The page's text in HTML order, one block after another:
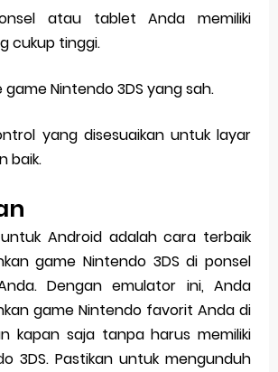
atau tablet Anda memiliki
cukup tinggi.
game Nintendo 3DS yang sah.
yang disesuaikan untuk layar
baik.
Android adalah cara terbaik
game Nintendo 3DS di ponsel
Dengan emulator ini, Anda
game Nintendo favorit Anda di
kapan saja tanpa harus memiliki
3DS. Pastikan untuk mengunduh